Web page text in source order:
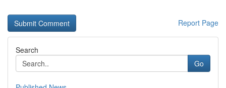
Report Page
Search
Go